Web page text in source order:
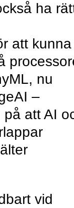
ha
att kunna
nu
–
att AI
vid